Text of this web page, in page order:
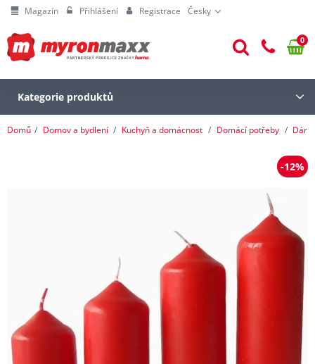
Magazín Přihlášení Registrace Česky
0
Kategorie produktů
Domů Domov a bydlení Kuchyň a domácnost Domácí potřeby
-12%